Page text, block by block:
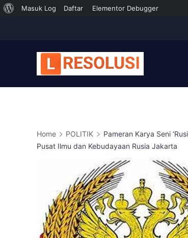
Tentang
Masuk Log Daftar Elementor Debugger
Home POLITIK
Pameran Karya Seni
Pusat Ilmu dan Kebudayaan Rusia Jakarta